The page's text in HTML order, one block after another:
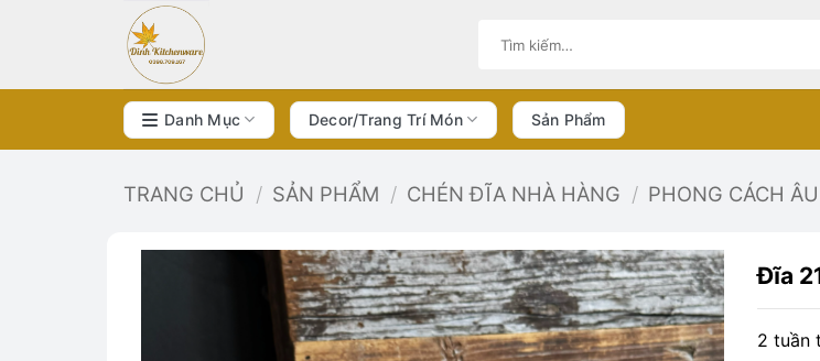
dung
Tìm
Danh Mục Decor/Trang Trí Món Sản Phẩm
TRANG CHỦ / SẢN PHẨM / CHÉN ĐĨA NHÀ HÀNG / PHONG CÁCH ÂU
Đĩa
2 tuần